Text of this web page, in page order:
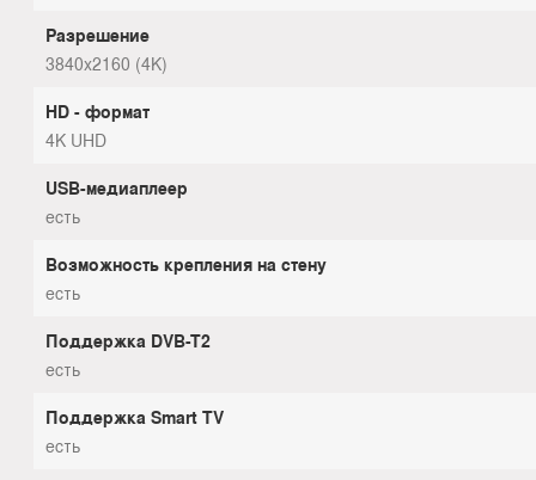
Разрешение
3840x2160 (4K)
HD - формат
4K UHD
USB-медиаплеер
есть
Возможность крепления на стену
есть
Поддержка DVB-T2
есть
Поддержка Smart TV
есть